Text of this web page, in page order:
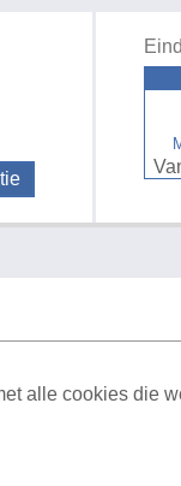
alle cookies die